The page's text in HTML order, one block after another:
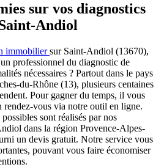
sur vos diagnostics
Andiol
immobiliersur Saint-Andiol (13670),
professionnel du diagnostic de
nécessaires ? Partout dans le pays
du-Rhône (13), plusieurs centaines
Pour gagner du temps, il vous
rendez-vous via notre outil en ligne.
sont réalisés par nos
dans la région Provence-Alpes-
un devis gratuit. Notre service vous
pouvant vous faire économiser